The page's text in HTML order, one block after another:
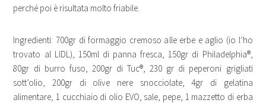
perché poi è risultata molto friabile.
Ingredienti: 700gr di formaggio cremoso alle erbe e aglio (io l’ho
trovato al LIDL), 150ml di panna fresca, 150gr di Philadelphia®,
80gr di burro fuso, 200gr di Tuc®, 230 gr di peperoni grigliati
sott’olio, 200gr di olive nere snocciolate, 4gr di gelatina
alimentare, 1 cucchiaio di olio EVO, sale, pepe, 1 mazzetto di erba